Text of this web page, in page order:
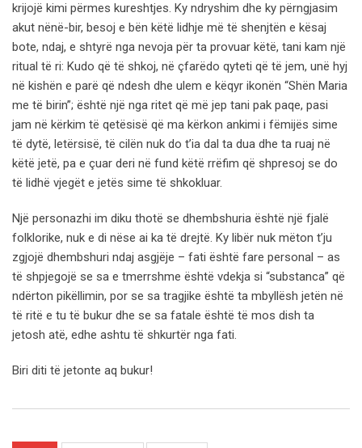
krijojë kimi përmes kureshtjes. Ky ndryshim dhe ky përngjasim
akut nënë-bir, besoj e bën këtë lidhje më të shenjtën e kësaj
bote, ndaj, e shtyrë nga nevoja për ta provuar këtë, tani kam një
ritual të ri: Kudo që të shkoj, në çfarëdo qyteti që të jem, unë hyj
në kishën e parë që ndesh dhe ulem e këqyr ikonën “Shën Maria
me të birin”; është një nga ritet që më jep tani pak paqe, pasi
jam në kërkim të qetësisë që ma kërkon ankimi i fëmijës sime
të dytë, letërsisë, të cilën nuk do t’ia dal ta dua dhe ta ruaj në
këtë jetë, pa e çuar deri në fund këtë rrëfim që shpresoj se do
të lidhë vjegët e jetës sime të shkokluar.
Një personazhi im diku thotë se dhembshuria është një fjalë
folklorike, nuk e di nëse ai ka të drejtë. Ky libër nuk mëton t’ju
zgjojë dhembshuri ndaj asgjëje – fati është fare personal – as
të shpjegojë se sa e tmerrshme është vdekja si “substanca” që
ndërton pikëllimin, por se sa tragjike është ta mbyllësh jetën në
të ritë e tu të bukur dhe se sa fatale është të mos dish ta
jetosh atë, edhe ashtu të shkurtër nga fati.
Biri diti të jetonte aq bukur!